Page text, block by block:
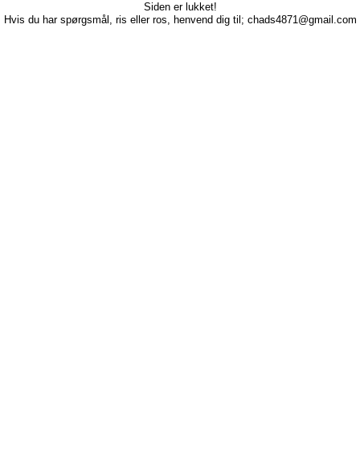
Siden er lukket!
Hvis du har spørgsmål, ris eller ros, henvend dig til; chads4871@gmail.com